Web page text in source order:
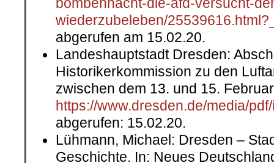
bombennacht-die-afd-versucht-
wiederzubeleben/
abgerufen am 15.02.20.
Landeshauptstadt Dresden:
Historikerkommission zu den
zwischen dem 13. und 15.
https://www.dresden.de/media/
abgerufen: 15.02.20.
Lühmann, Michael: Dresden –
Geschichte. In: Neues